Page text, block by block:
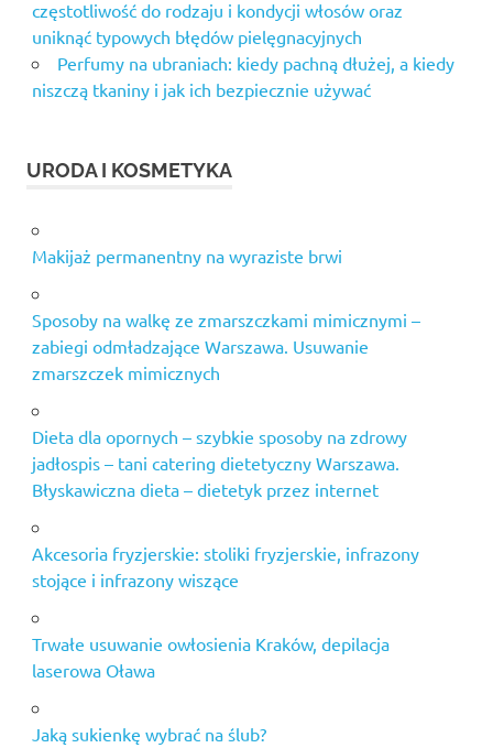
częstotliwość do rodzaju i kondycji włosów oraz
uniknąć typowych błędów pielęgnacyjnych
Perfumy na ubraniach: kiedy pachną dłużej, a kiedy
niszczą tkaniny i jak ich bezpiecznie używać
URODA I KOSMETYKA
Makijaż permanentny na wyraziste brwi
Sposoby na walkę ze zmarszczkami mimicznymi –
zabiegi odmładzające Warszawa. Usuwanie
zmarszczek mimicznych
Dieta dla opornych – szybkie sposoby na zdrowy
jadłospis – tani catering dietetyczny Warszawa.
Błyskawiczna dieta – dietetyk przez internet
Akcesoria fryzjerskie: stoliki fryzjerskie, infrazony
stojące i infrazony wiszące
Trwałe usuwanie owłosienia Kraków, depilacja
laserowa Oława
Jaką sukienkę wybrać na ślub?